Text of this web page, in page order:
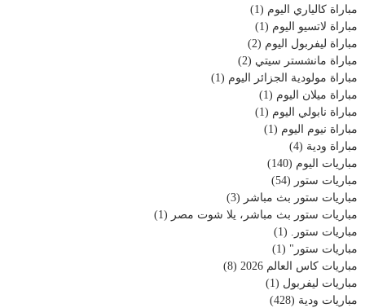
مباراة كالياري اليوم (1)
مباراة لاتسيو اليوم (1)
مباراة ليفربول اليوم (2)
مباراة مانشستر سيتي (2)
مباراة مولودية الجزائر اليوم (1)
مباراة ميلان اليوم (1)
مباراة نابولي اليوم (1)
مباراة نيوم اليوم (1)
مباراة ودية (4)
مباريات اليوم (140)
مباريات ستور (54)
مباريات ستور بث مباشر (3)
مباريات ستور بث مباشر، يلا شوت مصر (1)
مباريات ستور. (1)
مباريات ستور" (1)
مباريات كاس العالم 2026
(8)
مباريات ليفربول (1)
مباريات ودية (428)